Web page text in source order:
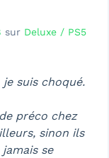
sur Deluxe / PS5
suis choqué.
préco chez
sinon ils
se